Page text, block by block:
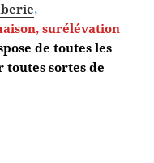
,
surélévation
de toutes les
toutes sortes de